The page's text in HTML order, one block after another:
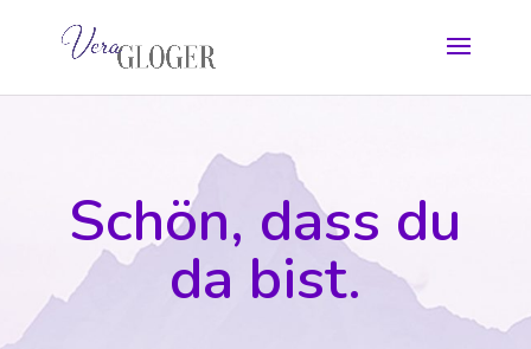
Schön, dass du
da bist.